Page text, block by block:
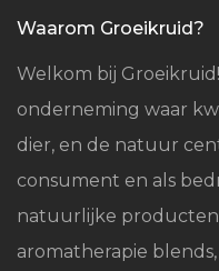
Waarom Groeikruid?
Welkom bij
onderneming waar
dier, en de natuur
consument en als
natuurlijke
aromatherapie